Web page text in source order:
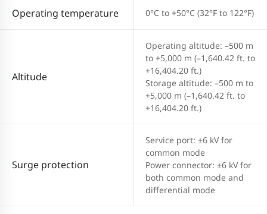
Operating temperature 0°C to +50°C (32°F to 122°F)
Altitude
Operating altitude: –500 m
to +5,000 m (–1,640.42 ft. to
+16,404.20 ft.)
Storage altitude: –500 m to
+5,000 m (–1,640.42 ft. to
+16,404.20 ft.)
Surge protection
Service port: ±6 kV for
common mode
Power connector: ±6 kV for
both common mode and
differential mode